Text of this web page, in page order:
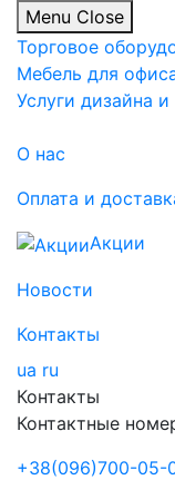
Menu Close
Торговое
Мебель для
Услуги дизайна
О нас
Оплата и
Акции
Новости
Контакты
ua ru
Контакты
Контактные
+38(096)700-05-